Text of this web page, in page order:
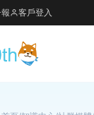
客戶登入